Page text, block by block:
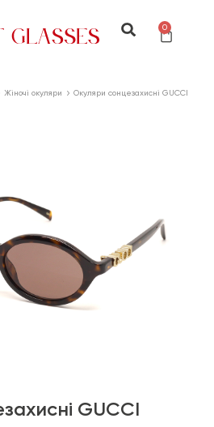
0
Жіночі окуляри Окуляри сонцезахисні GUCCI
GUCCI